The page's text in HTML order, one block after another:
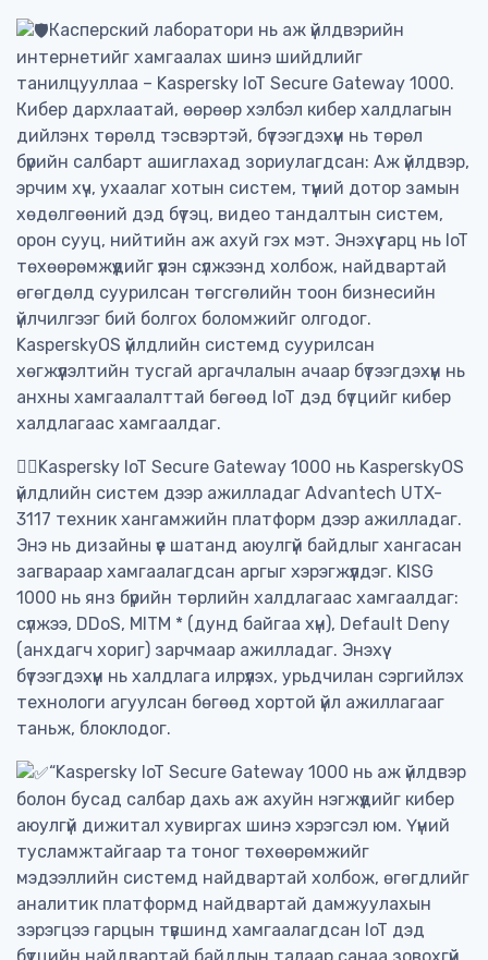
Касперский лаборатори нь аж үйлдвэрийн
интернетийг хамгаалах шинэ шийдлийг
танилцууллаа – Kaspersky IoT Secure Gateway 1000.
Кибер дархлаатай, өөрөөр хэлбэл кибер халдлагын
дийлэнх төрөлд тэсвэртэй, бүтээгдэхүүн нь төрөл
бүрийн салбарт ашиглахад зориулагдсан: Аж үйлдвэр,
эрчим хүч, ухаалаг хотын систем, түүний дотор замын
хөдөлгөөний дэд бүтэц, видео тандалтын систем,
орон сууц, нийтийн аж ахуй гэх мэт. Энэхүү гарц нь IoT
төхөөрөмжүүдийг үүлэн сүлжээнд холбож, найдвартай
өгөгдөлд суурилсан төгсгөлийн тоон бизнесийн
үйлчилгээг бий болгох боломжийг олгодог.
KasperskyOS үйлдлийн системд суурилсан
хөгжүүлэлтийн тусгай аргачлалын ачаар бүтээгдэхүүн нь
анхны хамгаалалттай бөгөөд IoT дэд бүтцийг кибер
халдлагаас хамгаалдаг.
🕵️‍♀‍Kaspersky IoT Secure Gateway 1000 нь KasperskyOS
үйлдлийн систем дээр ажилладаг Advantech UTX-
3117 техник хангамжийн платформ дээр ажилладаг.
Энэ нь дизайны үе шатанд аюулгүй байдлыг хангасан
загвараар хамгаалагдсан аргыг хэрэгжүүлдэг. KISG
1000 нь янз бүрийн төрлийн халдлагаас хамгаалдаг:
сүлжээ, DDoS, MITM * (дунд байгаа хүн), Default Deny
(анхдагч хориг) зарчмаар ажилладаг. Энэхүү
бүтээгдэхүүн нь халдлага илрүүлэх, урьдчилан сэргийлэх
технологи агуулсан бөгөөд хортой үйл ажиллагааг
таньж, блоклодог.
“Kaspersky IoT Secure Gateway 1000 нь аж үйлдвэр
болон бусад салбар дахь аж ахуйн нэгжүүдийг кибер
аюулгүй дижитал хувиргах шинэ хэрэгсэл юм. Үүний
тусламжтайгаар та тоног төхөөрөмжийг
мэдээллийн системд найдвартай холбож, өгөгдлийг
аналитик платформд найдвартай дамжуулахын
зэрэгцээ гарцын түвшинд хамгаалагдсан IoT дэд